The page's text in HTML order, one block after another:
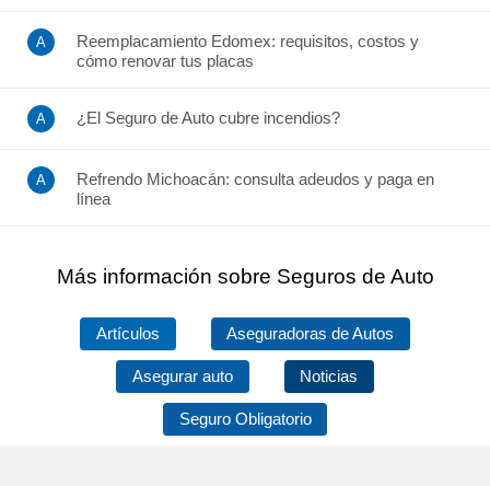
Reemplacamiento Edomex: requisitos, costos y
cómo renovar tus placas
¿El Seguro de Auto cubre incendios?
Refrendo Michoacán: consulta adeudos y paga en
línea
Más información sobre Seguros de Auto
Artículos Aseguradoras de Autos
Asegurar auto Noticias
Seguro Obligatorio